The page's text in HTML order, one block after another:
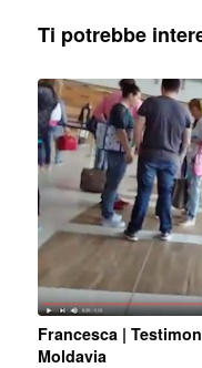
Ti potrebbe
Francesca |
Moldavia